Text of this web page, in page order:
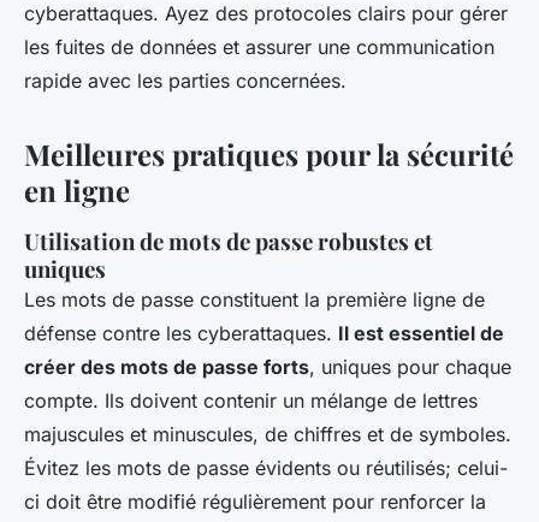
cyberattaques. Ayez des protocoles clairs pour gérer
les fuites de données et assurer une communication
rapide avec les parties concernées.
Meilleures pratiques pour la sécurité
en ligne
Utilisation de mots de passe robustes et
uniques
Les mots de passe constituent la première ligne de
défense contre les cyberattaques. Il est essentiel de
créer des mots de passe forts, uniques pour chaque
compte. Ils doivent contenir un mélange de lettres
majuscules et minuscules, de chiffres et de symboles.
Évitez les mots de passe évidents ou réutilisés; celui-
ci doit être modifié régulièrement pour renforcer la